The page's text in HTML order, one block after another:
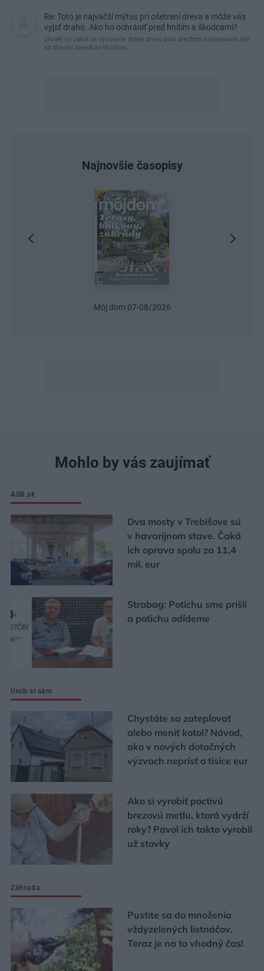
Re: Toto je najväčší mýtus pri ošetrení dreva a môže vás
vyjsť draho. Ako ho ochrániť pred hnitím a škodcami?
clovek by cakal ze vysusene drahe drevo bolo predtym naparovane aby
sa zbavilo zarodkov skodcov...
Najnovšie časopisy
Urob si sám 6/2026
Mohlo by vás zaujímať
ASB.sk
Dva mosty v Trebišove sú
v havarijnom stave. Čaká
ich oprava spolu za 11,4
mil. eur
Strabag: Potichu sme prišli
a potichu odídeme
Urob si sám
Chystáte sa zatepľovať
alebo meniť kotol? Návod,
ako v nových dotačných
výzvach neprísť o tisíce eur
Ako si vyrobiť poctivú
brezovú metlu, ktorá vydrží
roky? Pavol ich takto vyrobil
už stovky
Záhrada
Pustite sa do množenia
vždyzelených listnáčov.
Teraz je na to vhodný čas!